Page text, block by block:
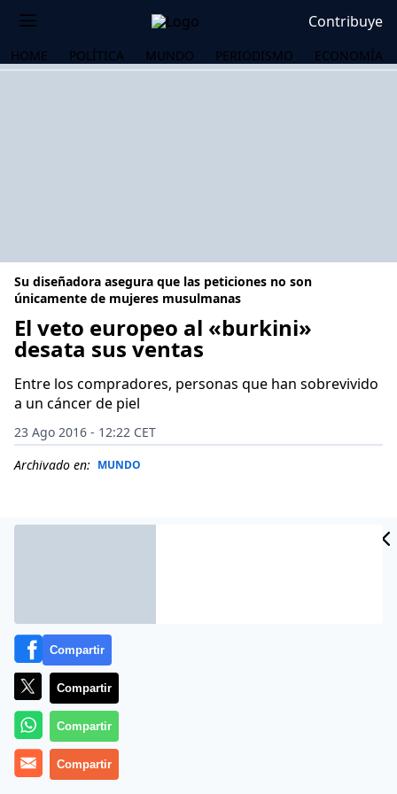
Contribuye
HOME POLÍTICA MUNDO PERIODISMO ECONOMÍA
Su diseñadora asegura que las peticiones no son
únicamente de mujeres musulmanas
El veto europeo al «burkini»
desata sus ventas
Entre los compradores, personas que han sobrevivido
a un cáncer de piel
23 Ago 2016 - 12:22 CET
Archivado en: MUNDO
Más información
Compartir
Compartir
Compartir
Compartir